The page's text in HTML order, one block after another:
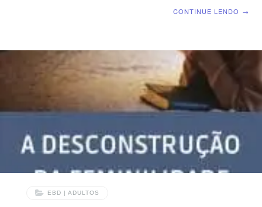
VERDADE PRÁTICA A sexualidade biblica e
heterossexual, biologicamente definida conforme o sexo
divinamente criado. LEITURA DIÁRIA Segunda – Mc
10.6 A formação biológica e binária do ser
humanoTerça –
CONTINUE LENDO →
EBD | ADULTOS